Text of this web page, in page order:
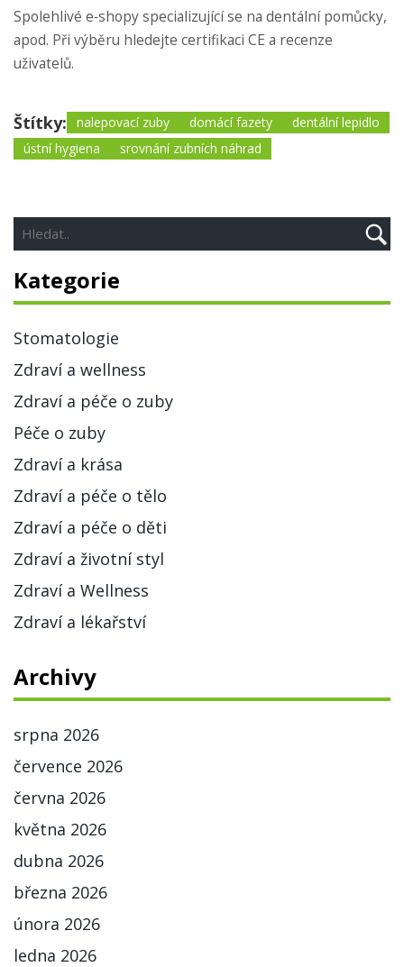
Spolehlivé e‑shopy specializující se na dentální pomůcky,
apod. Při výběru hledejte certifikaci CE a recenze
uživatelů.
Štítky: nalepovací zuby domácí fazety
dentální lepidlo
ústní hygiena
srovnání zubních náhrad
Kategorie
Stomatologie
Zdraví a wellness
Zdraví a péče o zuby
Péče o zuby
Zdraví a krása
Zdraví a péče o tělo
Zdraví a péče o děti
Zdraví a životní styl
Zdraví a Wellness
Zdraví a lékařství
Archivy
srpna 2026
července 2026
června 2026
května 2026
dubna 2026
března 2026
února 2026
ledna 2026